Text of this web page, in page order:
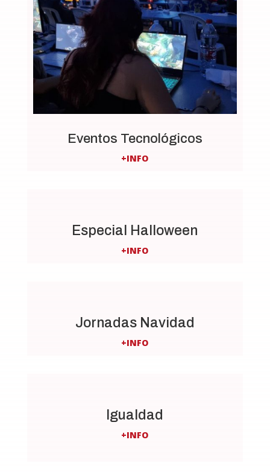
Eventos Tecnológicos
+INFO
Especial Halloween
+INFO
Jornadas Navidad
+INFO
Igualdad
+INFO